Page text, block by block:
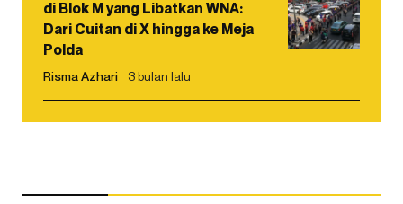
di Blok M yang Libatkan WNA:
Dari Cuitan di X hingga ke Meja
Polda
Risma Azhari 3 bulan lalu